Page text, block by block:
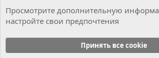
Cookies
Russian (RU)
Просмотрите дополнительную
настройте свои предпочтения
Принять все cookie